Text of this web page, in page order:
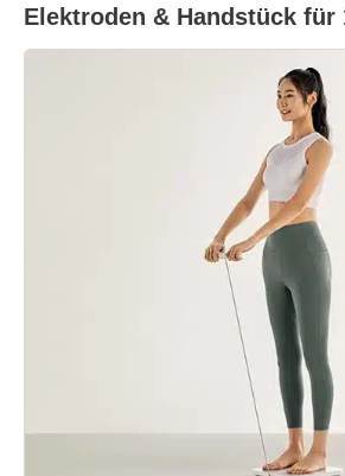
Elektroden & Handstück für